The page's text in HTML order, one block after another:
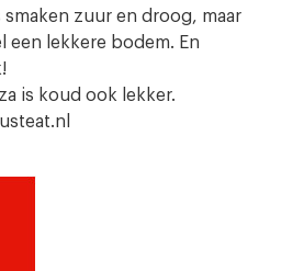
smaken zuur en droog, maar
een lekkere bodem. En
is koud ook lekker.